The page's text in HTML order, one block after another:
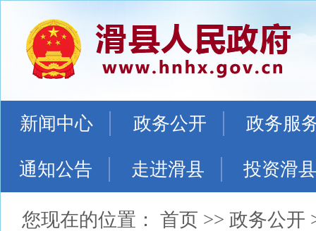
新闻中心 政务公开 政务服
通知公告 走进滑县 投资滑县
您现在的位置： 首页 >> 政务公开